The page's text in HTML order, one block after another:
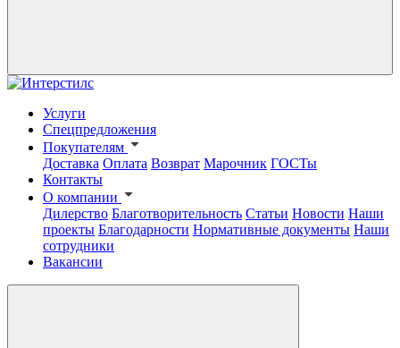
Услуги
Спецпредложения
Покупателям
Доставка Оплата Возврат Марочник ГОСТы
Контакты
О компании
Дилерство Благотворительность Статьи Новости Наши
проекты Благодарности Нормативные документы Наши
сотрудники
Вакансии